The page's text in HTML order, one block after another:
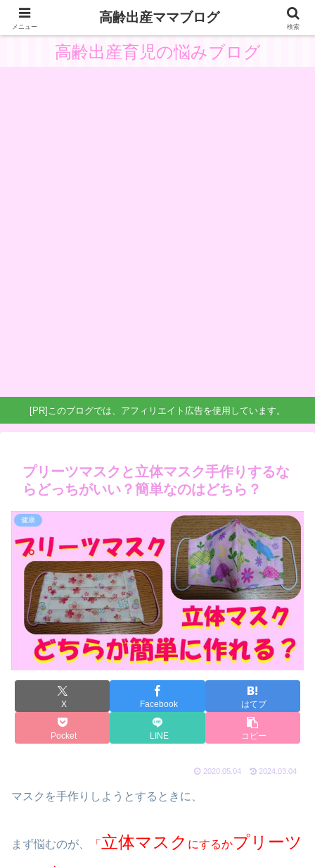
高齢出産の体験と悩みから子供主体の育児を考察
高齢出産育児の悩みブログ
[PR]このブログでは、アフィリエイト広告を使用しています。
プリーツマスクと立体マスク手作りするな
らどっちがいい？簡単なのはどちら？
健康
X Facebook はてブ
Pocket LINE コピー
2020.05.04 2024.03.04
マスクを手作りしようとするときに、
まず悩むのが、 「 立体マスク にするかプリーツ
メニュー
高齢出産ママブログ
検索